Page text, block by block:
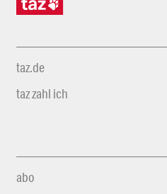
taz.de
taz zahl ich
abo